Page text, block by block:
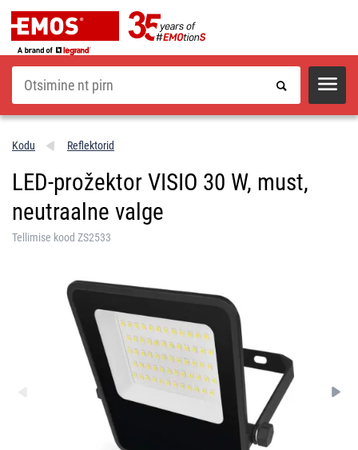
Otsi
Kodu Reflektorid
LED-prožektor VISIO 30 W, must,
neutraalne valge
Tellimise kood ZS2533